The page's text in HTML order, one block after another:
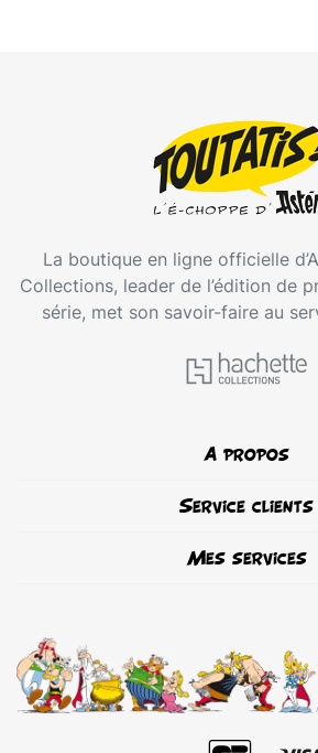
La boutique en ligne officielle
Collections, leader de l’édition de
série, met son savoir-faire au
A propos
Service clients
Mes services